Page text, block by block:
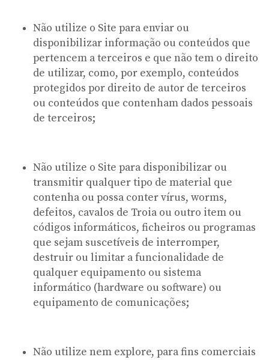
Não utilize o Site para enviar ou
disponibilizar informação ou conteúdos que
pertencem a terceiros e que não tem o direito
de utilizar, como, por exemplo, conteúdos
protegidos por direito de autor de terceiros
ou conteúdos que contenham dados pessoais
de terceiros;
Não utilize o Site para disponibilizar ou
transmitir qualquer tipo de material que
contenha ou possa conter vírus, worms,
defeitos, cavalos de Troia ou outro item ou
códigos informáticos, ficheiros ou programas
que sejam suscetíveis de interromper,
destruir ou limitar a funcionalidade de
qualquer equipamento ou sistema
informático (hardware ou software) ou
equipamento de comunicações;
Não utilize nem explore, para fins comerciais